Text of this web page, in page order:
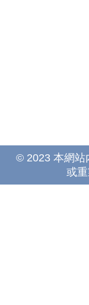
© 2023 本網站
或